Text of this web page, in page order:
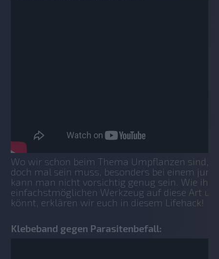
Wo wir schon beim Thema Umpflanzen sind,
doch mal sein muss, besonders bei einem
kann man nicht vorsichtig genug sein. Wie ihr
einfachstmöglichen Werkzeug auf diese Art
könnt, erklären wir euch in diesem Lifehack!
Klebeband gegen Parasitenbefall: